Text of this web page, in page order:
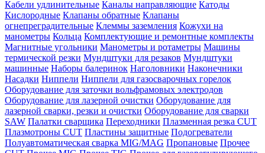
Кабели удлинительные Каналы направляющие Катоды
Кислородные Клапаны обратные Клапаны
огнепреградительные Клеммы заземления Кожухи на
манометры Кольца Комплектующие и ремонтные комплекты
Магнитные угольники Манометры и ротаметры Машины
термической резки Мундштуки для резаков Мундштуки
машинные Наборы балеринок Наголовники Наконечники
Насадки Ниппели Ниппели для газосварочных горелок
Оборудование для заточки вольфрамовых электродов
Оборудование для лазерной очистки Оборудование для
лазерной сварки, резки и очистки Оборудование для сварки
SAW Палатки сварщика Переходники Плазменная резка CUT
Плазмотроны CUT Пластины защитные Подогреватели
Полуавтоматическая сварка MIG/MAG Пропановые Прочее